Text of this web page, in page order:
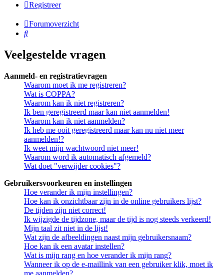
Registreer
Forumoverzicht
Zoek
Veelgestelde vragen
Aanmeld- en registratievragen
Waarom moet ik me registreren?
Wat is COPPA?
Waarom kan ik niet registreren?
Ik ben geregistreerd maar kan niet aanmelden!
Waarom kan ik niet aanmelden?
Ik heb me ooit geregistreerd maar kan nu niet meer
aanmelden!?
Ik weet mijn wachtwoord niet meer!
Waarom word ik automatisch afgemeld?
Wat doet "verwijder cookies"?
Gebruikersvoorkeuren en instellingen
Hoe verander ik mijn instellingen?
Hoe kan ik onzichtbaar zijn in de online gebruikers lijst?
De tijden zijn niet correct!
Ik wijzigde de tijdzone, maar de tijd is nog steeds verkeerd!
Mijn taal zit niet in de lijst!
Wat zijn de afbeeldingen naast mijn gebruikersnaam?
Hoe kan ik een avatar instellen?
Wat is mijn rang en hoe verander ik mijn rang?
Wanneer ik op de e-maillink van een gebruiker klik, moet ik
me aanmelden?